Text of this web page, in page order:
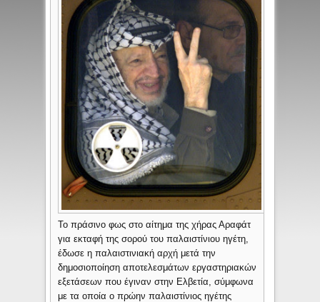
Το πράσινο φως στο αίτημα της χήρας Αραφάτ
για εκταφή της σορού του παλαιστίνιου ηγέτη,
έδωσε η παλαιστινιακή αρχή μετά την
δημοσιοποίηση αποτελεσμάτων εργαστηριακών
εξετάσεων που έγιναν στην Ελβετία, σύμφωνα
με τα οποία ο πρώην παλαιστίνιος ηγέτης